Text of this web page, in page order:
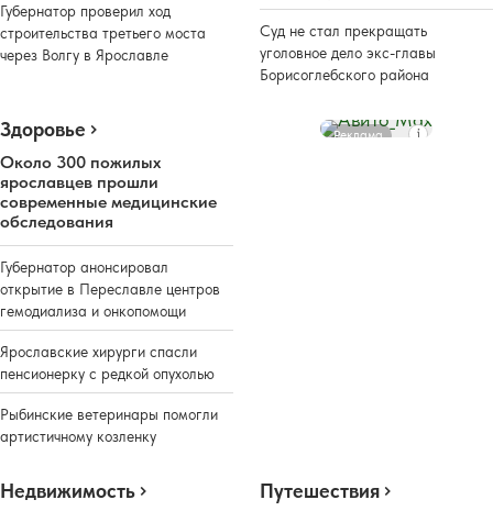
Губернатор проверил ход
строительства третьего моста
через Волгу в Ярославле
Суд не стал прекращать
уголовное дело экс-главы
Борисоглебского района
Здоровье
Около 300 пожилых
ярославцев прошли
современные медицинские
обследования
Губернатор анонсировал
открытие в Переславле центров
гемодиализа и онкопомощи
Ярославские хирурги спасли
пенсионерку с редкой опухолью
Рыбинские ветеринары помогли
артистичному козленку
Реклама
Недвижимость Путешествия